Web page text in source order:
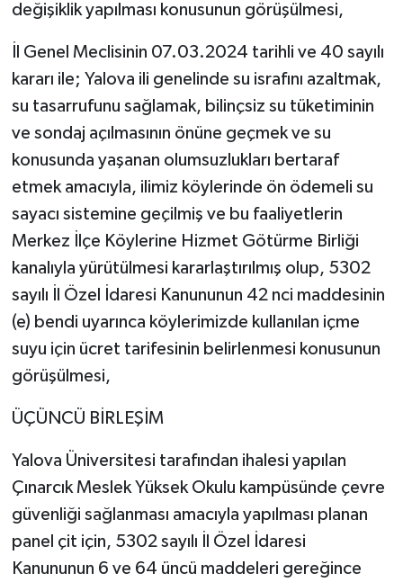
değişiklik yapılması konusunun görüşülmesi,
İl Genel Meclisinin 07.03.2024 tarihli ve 40 sayılı
kararı ile; Yalova ili genelinde su israfını azaltmak,
su tasarrufunu sağlamak, bilinçsiz su tüketiminin
ve sondaj açılmasının önüne geçmek ve su
konusunda yaşanan olumsuzlukları bertaraf
etmek amacıyla, ilimiz köylerinde ön ödemeli su
sayacı sistemine geçilmiş ve bu faaliyetlerin
Merkez İlçe Köylerine Hizmet Götürme Birliği
kanalıyla yürütülmesi kararlaştırılmış olup, 5302
sayılı İl Özel İdaresi Kanununun 42 nci maddesinin
(e) bendi uyarınca köylerimizde kullanılan içme
suyu için ücret tarifesinin belirlenmesi konusunun
görüşülmesi,
ÜÇÜNCÜ BİRLEŞİM
Yalova Üniversitesi tarafından ihalesi yapılan
Çınarcık Meslek Yüksek Okulu kampüsünde çevre
güvenliği sağlanması amacıyla yapılması planan
panel çit için, 5302 sayılı İl Özel İdaresi
Kanununun 6 ve 64 üncü maddeleri gereğince